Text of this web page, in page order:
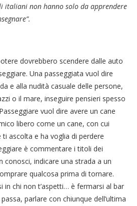
italiani non hanno solo da apprendere
dovrebbero scendere dalle auto
Una passeggiata vuol dire
e alla nudità casuale delle persone,
o il mare, inseguire pensieri spesso
vuol dire avere un cane
libero come un cane, con cui
ascolta e ha voglia di perdere
è commentare i titoli dei
conosci, indicare una strada a un
qualcosa prima di tornare.
in chi non t’aspetti… è fermarsi al bar
parlare con chiunque dell’ultima